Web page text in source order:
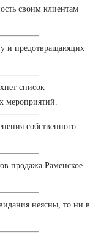
своим клиентам
и предотвращающих
список
мероприятий.
собственного
продажа Раменское -
неясны, то ни в